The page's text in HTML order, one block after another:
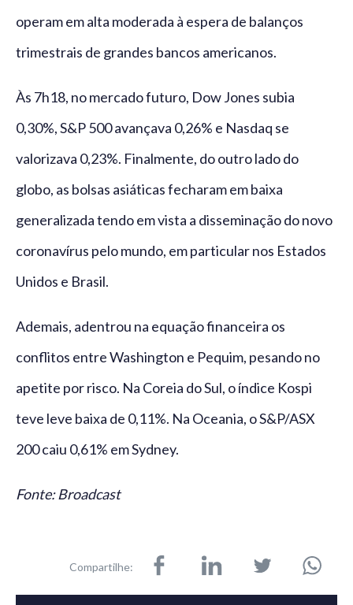
operam em alta moderada à espera de balanços
trimestrais de grandes bancos americanos.
Às 7h18, no mercado futuro, Dow Jones subia
0,30%, S&P 500 avançava 0,26% e Nasdaq se
valorizava 0,23%. Finalmente, do outro lado do
globo, as bolsas asiáticas fecharam em baixa
generalizada tendo em vista a disseminação do novo
coronavírus pelo mundo, em particular nos Estados
Unidos e Brasil.
Ademais, adentrou na equação financeira os
conflitos entre Washington e Pequim, pesando no
apetite por risco. Na Coreia do Sul, o índice Kospi
teve leve baixa de 0,11%. Na Oceania, o S&P/ASX
200 caiu 0,61% em Sydney.
Fonte: Broadcast
Compartilhe: